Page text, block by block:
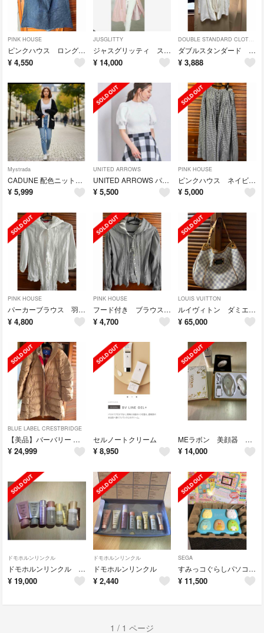
PINK HOUSE
ピンクハウス ロングスカート お値下げ‼️
¥ 4,550
JUSGLITTY
ジャスグリッティ スプリングコート
¥ 14,000
DOUBLE STANDARD CLOTHING
ダブルスタンダード カーディガン
¥ 3,888
Mystrada
CADUNE 配色ニットカーディガン
¥ 5,999
UNITED ARROWS
UNITED ARROWS パフスリーブ お値下げ❗️
¥ 5,500
PINK HOUSE
ピンクハウス ネイビーギンガムフレアスカート お値下げ‼️
¥ 5,000
PINK HOUSE
パーカーブラウス 羽織り
¥ 4,800
PINK HOUSE
フード付き ブラウスピコフリル
¥ 4,700
LOUIS VUITTON
ルイヴィトン ダミエ ガリエラPM
¥ 65,000
BLUE LABEL CRESTBRIDGE
【美品】バーバリー クレストブリッジダウンコート
¥ 24,999
セルノートクリーム
¥ 8,950
MEラボン 美顔器 ♡チョコタロウ様専用
¥ 14,000
ドモホルンリンクル
ドモホルンリンクル ハーフセット
¥ 19,000
ドモホルンリンクル
ドモホルンリンクル
¥ 2,440
SEGA
すみっコぐらしパソコン☆マウスできせかえ
¥ 11,500
1 / 1 ページ